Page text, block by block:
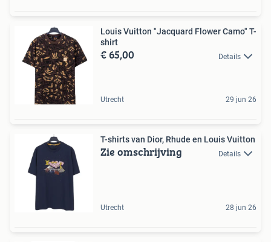
Louis Vuitton "Jacquard Flower Camo" T-
shirt
€ 65,00 Details
Utrecht 29 jun 26
T-shirts van Dior, Rhude en Louis Vuitton
Zie omschrijving Details
Utrecht 28 jun 26